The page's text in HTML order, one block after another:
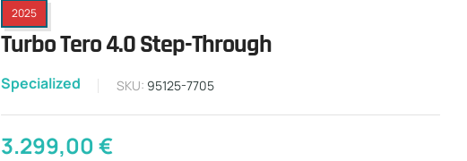
2025
Turbo Tero 4.0 Step-Through
Specialized SKU: 95125-7705
3.299,00€